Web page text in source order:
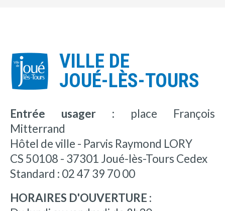
VILLE DE
JOUÉ-LÈS-TOURS
Entrée usager : place François
Mitterrand
Hôtel de ville - Parvis Raymond LORY
CS 50108 - 37301 Joué-lès-Tours Cedex
Standard : 02 47 39 70 00
HORAIRES D'OUVERTURE :